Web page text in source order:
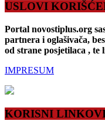
USLOVI
Portal novostiplus.org
partnera i oglašivača,
od strane posjetilaca , te
IMPRESUM
KORISNI